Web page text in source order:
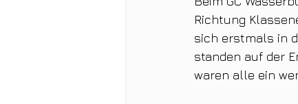
Richtung
sich erstmals in
standen auf der
waren alle ein